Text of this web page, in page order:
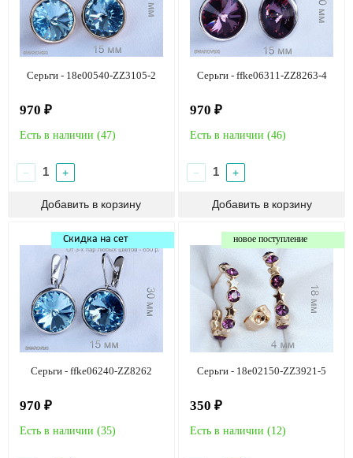
Серьги - 18e00540-ZZ3105-2
970 ₽
Есть в наличии (47)
− +
Серьги - ffke06311-ZZ8263-4
970 ₽
Есть в наличии (46)
− +
Скидка на сет
Серьги - ffke06240-ZZ8262
970 ₽
Есть в наличии (35)
новое поступление
Серьги - 18e02150-ZZ3921-5
350 ₽
Есть в наличии (12)